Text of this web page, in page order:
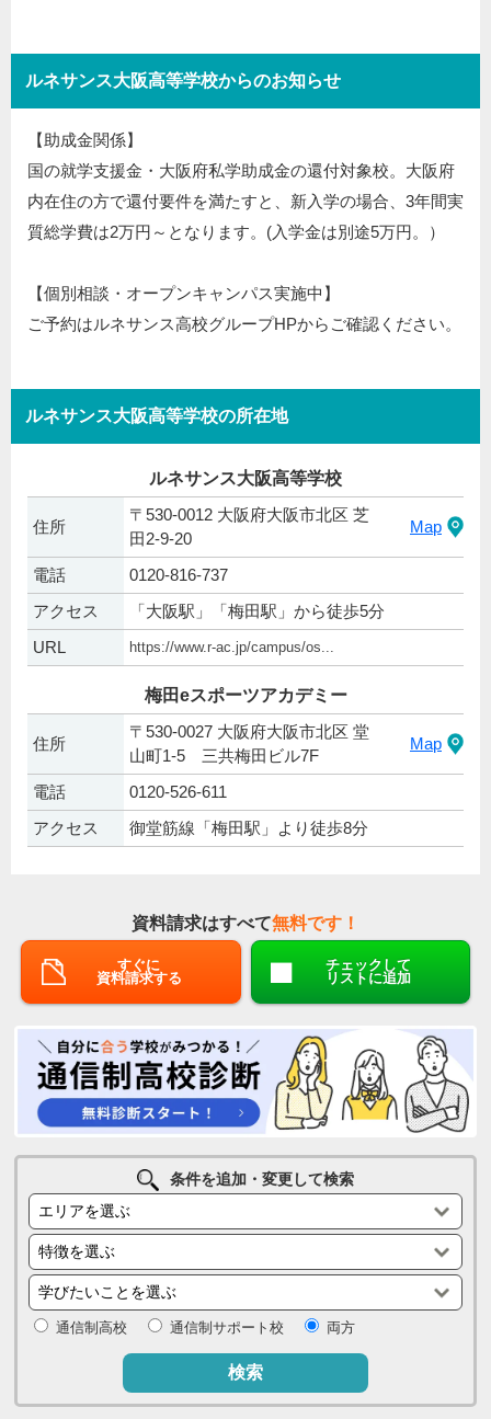
ルネサンス大阪高等学校からのお知らせ
【助成金関係】
国の就学支援金・大阪府私学助成金の還付対象校。大阪府
内在住の方で還付要件を満たすと、新入学の場合、3年間実
質総学費は2万円～となります。(入学金は別途5万円。）
【個別相談・オープンキャンパス実施中】
ご予約はルネサンス高校グループHPからご確認ください。
ルネサンス大阪高等学校の所在地
ルネサンス大阪高等学校
住所
〒530-0012 大阪府大阪市北区 芝
田2-9-20
Map
電話
0120-816-737
アクセス
「大阪駅」「梅田駅」から徒歩5分
URL
https://www.r-ac.jp/campus/os...
梅田eスポーツアカデミー
住所
〒530-0027 大阪府大阪市北区 堂
山町1-5 三共梅田ビル7F
Map
電話
0120-526-611
アクセス
御堂筋線「梅田駅」より徒歩8分
資料請求はすべて無料です！
すぐに
資料請求する
チェックして
リストに追加
条件を追加・変更して検索
通信制高校 通信制サポート校 両方
検索